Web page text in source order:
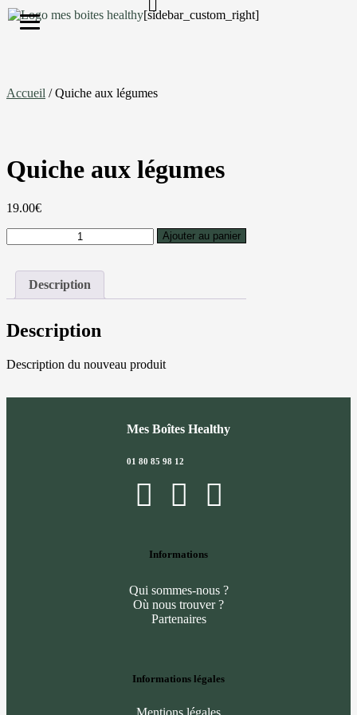
[sidebar_custom_right]
S'inscrire
Accueil / Quiche aux légumes
Quiche aux légumes
19.00€
Ajouter au panier
Description
Description
Description du nouveau produit
Mes Boîtes Healthy
01 80 85 98 12
Informations
Qui sommes-nous ?
Où nous trouver ?
Partenaires
Informations légales